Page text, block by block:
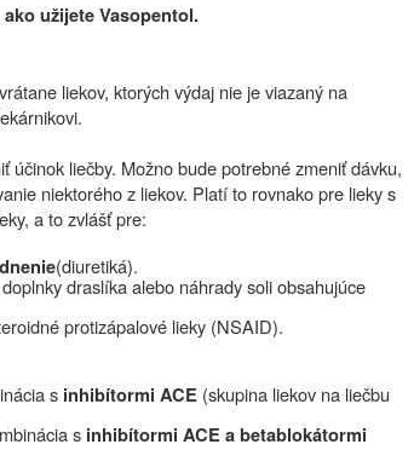
užijete Vasopentol.
liekov, ktorých výdaj nie je viazaný na
účinok liečby. Možno bude potrebné zmeniť dávku,
niektorého z liekov. Platí to rovnako pre lieky s
a to zvlášť pre:
(diuretiká).
draslíka alebo náhrady soli obsahujúce
protizápalové lieky (NSAID).
s inhibítormi ACE (skupina liekov na liečbu
s inhibítormi ACE a betablokátormi